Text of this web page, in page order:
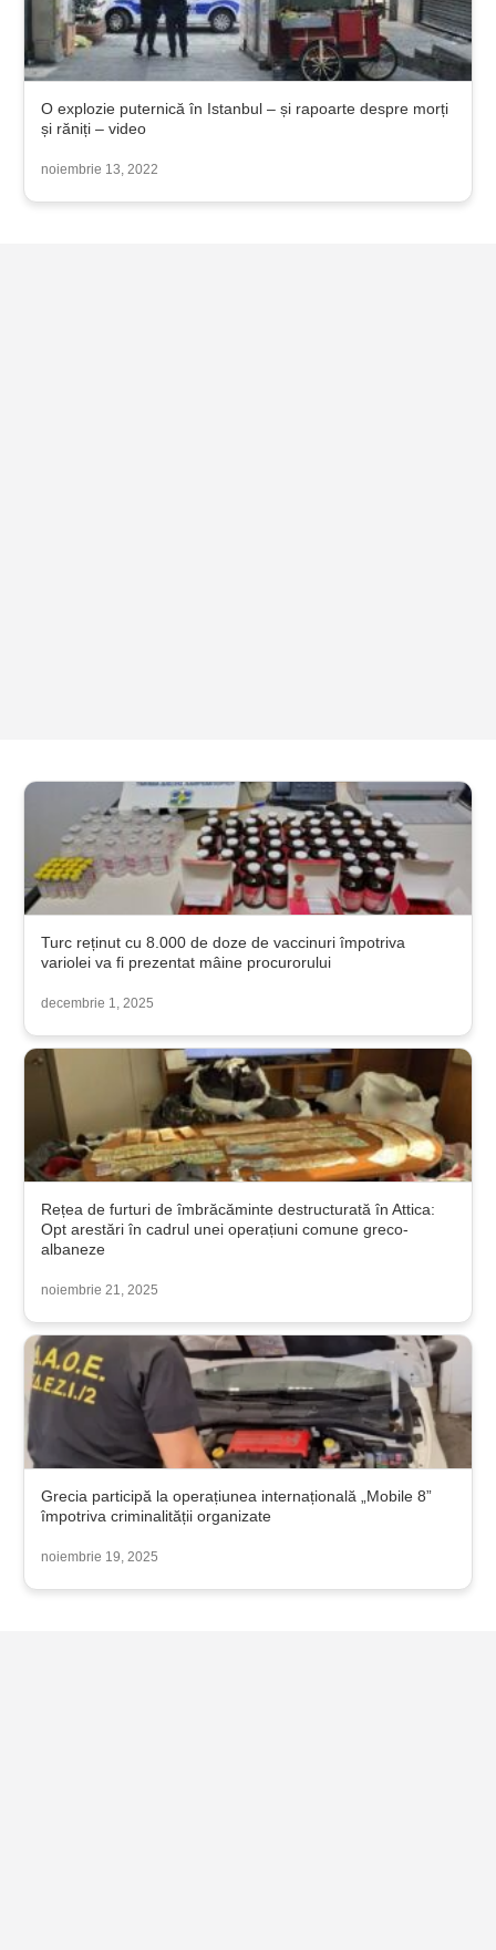
O explozie puternică în Istanbul – și rapoarte despre morți
și răniți – video
noiembrie 13, 2022
Turc reținut cu 8.000 de doze de vaccinuri împotriva
variolei va fi prezentat mâine procurorului
decembrie 1, 2025
Rețea de furturi de îmbrăcăminte destructurată în Attica:
Opt arestări în cadrul unei operațiuni comune greco-
albaneze
noiembrie 21, 2025
Grecia participă la operațiunea internațională „Mobile 8”
împotriva criminalității organizate
noiembrie 19, 2025